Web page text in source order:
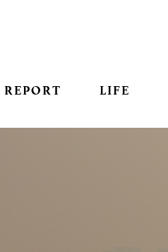
REPORT LIFE